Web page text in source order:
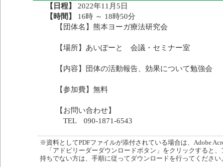
【日程】
2022年11月5日
【時間】
16時 ～ 18時50分
【団体名】熊本ヨーガ療法研究会
【場所】あいぽーと 会議・セミナー室
【内容】団体の活動報告、効果について勉強会
【参加費】無料
【お問い合わせ】
TEL 090-1871-6543
※資料としてPDFファイルが添付されている場合は、Adobe
「アドビリーダーダウンロードボタン」をクリックすると
持ちでない方は、手順に従ってダウンロードを行ってください